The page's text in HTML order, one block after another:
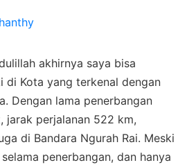
akhirnya saya bisa
di Kota yang terkenal dengan
Dengan lama penerbangan
jarak perjalanan 522 km,
di Bandara Ngurah Rai. Meski
penerbangan, dan hanya